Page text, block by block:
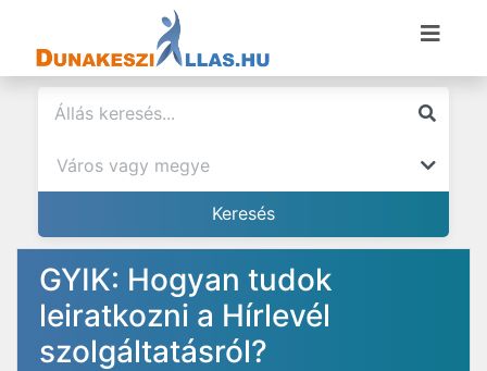
GYIK: Hogyan tudok
leiratkozni a Hírlevél
szolgáltatásról?